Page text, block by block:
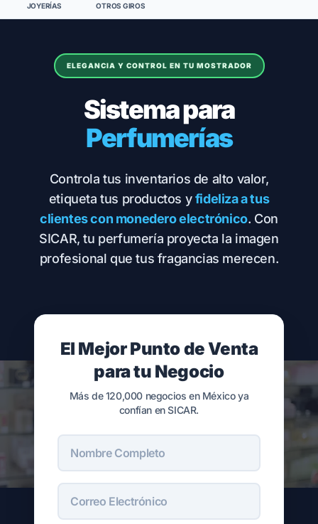
JOYERÍAS OTROS GIROS
ELEGANCIA Y CONTROL EN TU MOSTRADOR
Sistema para
Perfumerías
Controla tus inventarios de alto valor,
etiqueta tus productos yfideliza a tus
clientes con monedero electrónico. Con
SICAR, tu perfumería proyecta la imagen
profesional que tus fragancias merecen.
El Mejor Punto de Venta
para tu Negocio
Más de 120,000 negocios en México ya
confían en SICAR.